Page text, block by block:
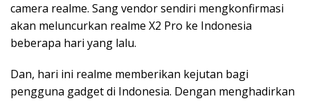
camera realme. Sang vendor sendiri mengkonfirmasi
akan meluncurkan realme X2 Pro ke Indonesia
beberapa hari yang lalu.
Dan, hari ini realme memberikan kejutan bagi
pengguna gadget di Indonesia. Dengan menghadirkan